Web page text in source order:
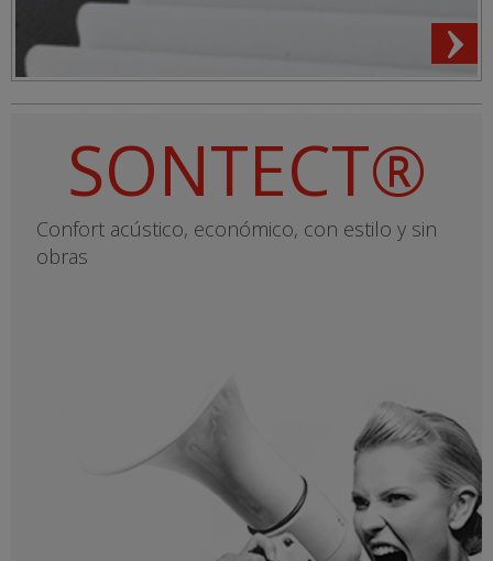
SONTECT®
Confort acústico, económico, con estilo y sin
obras